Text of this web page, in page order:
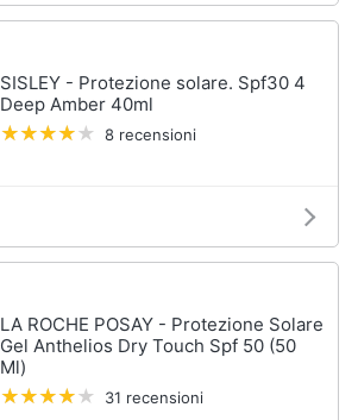
SISLEY - Protezione solare. Spf30 4
Deep Amber 40ml
8 recensioni
LA ROCHE POSAY - Protezione Solare
Gel Anthelios Dry Touch Spf 50 (50
Ml)
31 recensioni